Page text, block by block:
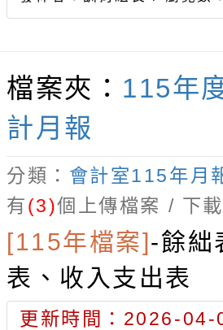
二、4/09(四)早自
交至訓育組，4/
後繳交期限，未
交不認證分數。
獎狀
檔案夾： 115年
計月報
分類： 會計室115年月
有(3)個上傳檔案 / 下
[115年檔案]-餘絀
表、收入支出表
更新時間：2026-